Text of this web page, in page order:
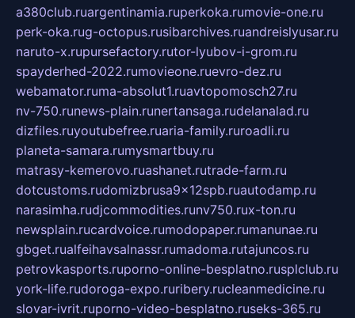
a380club.ruargentinamia.ruperkoka.rumovie-one.ru
perk-oka.rug-octopus.rusibarchives.ruandreislyusar.ru
naruto-x.rupursefactory.rutor-lyubov-i-grom.ru
spayderhed-2022.rumovieone.ruevro-dez.ru
webamator.ruma-absolut1.ruavtopomosch27.ru
nv-750.runews-plain.runertansaga.rudelanalad.ru
dizfiles.ruyoutubefree.ruaria-family.ruroadli.ru
planeta-samara.rumysmartbuy.ru
matrasy-kemerovo.ruashanet.rutrade-farm.ru
dotcustoms.rudomizbrusa9x12spb.ruautodamp.ru
narasimha.rudjcommodities.runv750.rux-ton.ru
newsplain.rucardvoice.rumodopaper.rumanunae.ru
gbget.rualfeihavsalnassr.rumadoma.rutajuncos.ru
petrovkasports.ruporno-online-besplatno.rusplclub.ru
york-life.rudoroga-expo.ruribery.rucleanmedicine.ru
slovar-ivrit.ruporno-video-besplatno.ruseks-365.ru